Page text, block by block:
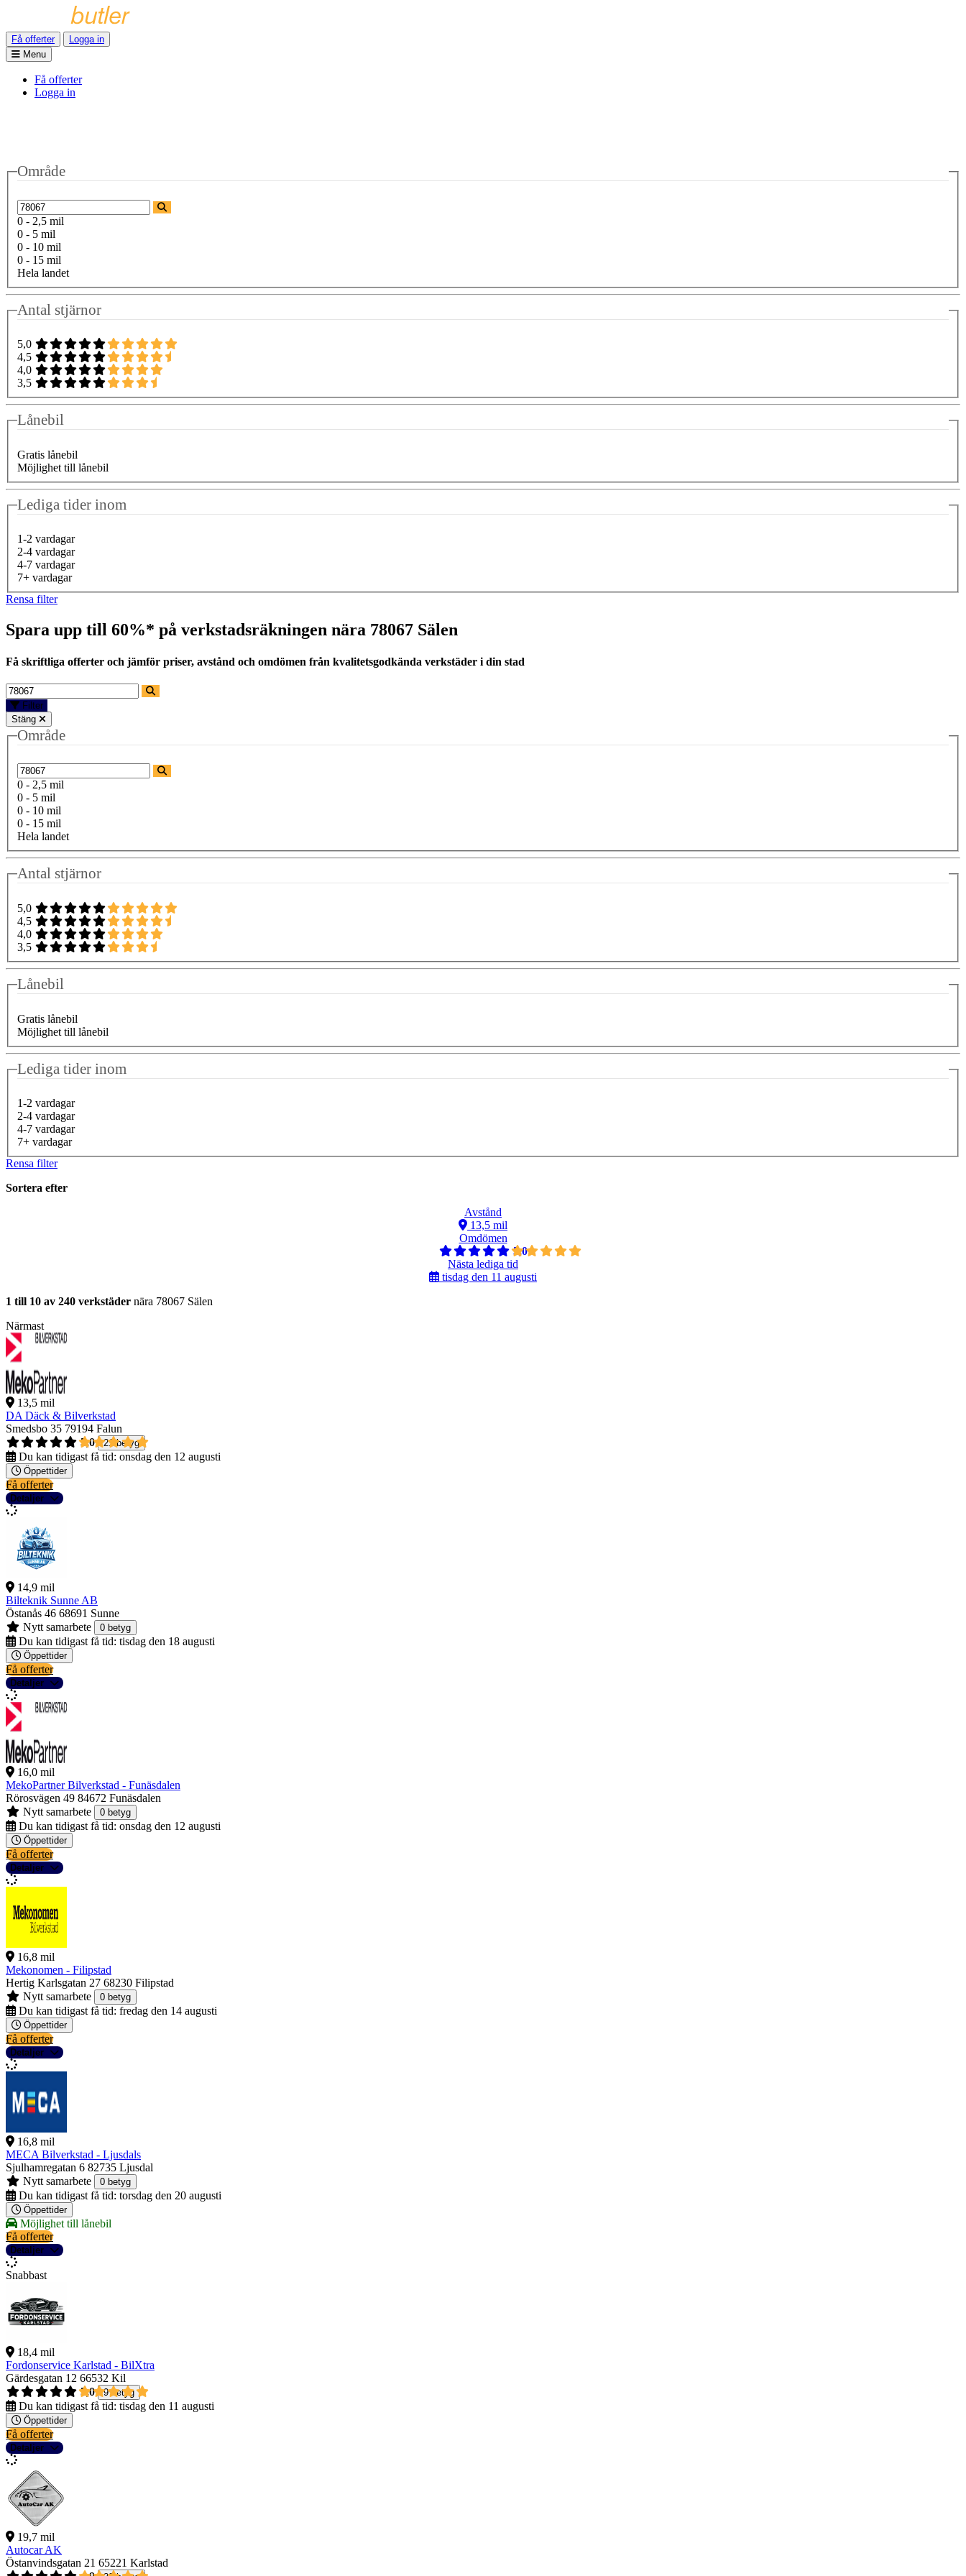
Få offerter
Logga in
Menu
Få offerter
Logga in
Område
0 - 2,5 mil
0 - 5 mil
0 - 10 mil
0 - 15 mil
Hela landet
Antal stjärnor
5,0
4,5
4,0
3,5
Lånebil
Gratis lånebil
Möjlighet till lånebil
Lediga tider inom
1-2 vardagar
2-4 vardagar
4-7 vardagar
7+ vardagar
Rensa filter
Spara upp till 60%* på verkstadsräkningen nära 78067 Sälen
Få skriftliga offerter och jämför priser, avstånd och omdömen från kvalitetsgodkända verkstäder i din stad
Filter
Stäng
Område
0 - 2,5 mil
0 - 5 mil
0 - 10 mil
0 - 15 mil
Hela landet
Antal stjärnor
5,0
4,5
4,0
3,5
Lånebil
Gratis lånebil
Möjlighet till lånebil
Lediga tider inom
1-2 vardagar
2-4 vardagar
4-7 vardagar
7+ vardagar
Rensa filter
Sortera efter
Avstånd
13,5 mil
Omdömen
5,0
Nästa lediga tid
tisdag den 11 augusti
1 till 10 av 240 verkstäder nära 78067 Sälen
Närmast
13,5 mil
DA Däck & Bilverkstad
Smedsbo 35 79194 Falun
5,0
21 betyg
Du kan tidigast få tid: onsdag den 12 augusti
Öppettider
Få offerter
Detaljer
14,9 mil
Bilteknik Sunne AB
Östanås 46 68691 Sunne
Nytt samarbete
0 betyg
Du kan tidigast få tid: tisdag den 18 augusti
Öppettider
Få offerter
Detaljer
16,0 mil
MekoPartner Bilverkstad - Funäsdalen
Rörosvägen 49 84672 Funäsdalen
Nytt samarbete
0 betyg
Du kan tidigast få tid: onsdag den 12 augusti
Öppettider
Få offerter
Detaljer
16,8 mil
Mekonomen - Filipstad
Hertig Karlsgatan 27 68230 Filipstad
Nytt samarbete
0 betyg
Du kan tidigast få tid: fredag den 14 augusti
Öppettider
Få offerter
Detaljer
16,8 mil
MECA Bilverkstad - Ljusdals
Sjulhamregatan 6 82735 Ljusdal
Nytt samarbete
0 betyg
Du kan tidigast få tid: torsdag den 20 augusti
Öppettider
Möjlighet till lånebil
Få offerter
Detaljer
Snabbast
18,4 mil
Fordonservice Karlstad - BilXtra
Gärdesgatan 12 66532 Kil
5,0
9 betyg
Du kan tidigast få tid: tisdag den 11 augusti
Öppettider
Få offerter
Detaljer
19,7 mil
Autocar AK
Östanvindsgatan 21 65221 Karlstad